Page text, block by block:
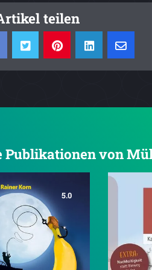
teilen
Publikationen von
5.0